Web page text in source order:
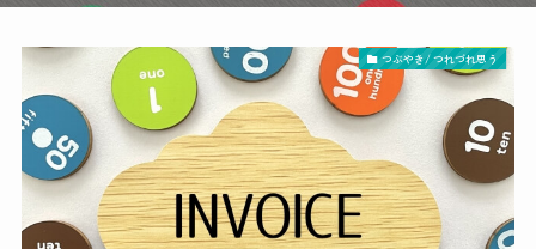
つぶやき/ つれづれ思う